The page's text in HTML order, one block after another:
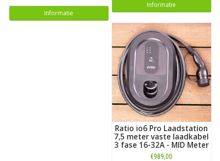
Informatie
Informatie
Ratio io6 Pro Laadstation
7,5 meter vaste laadkabel
3 fase 16-32A - MID Meter
€989,00